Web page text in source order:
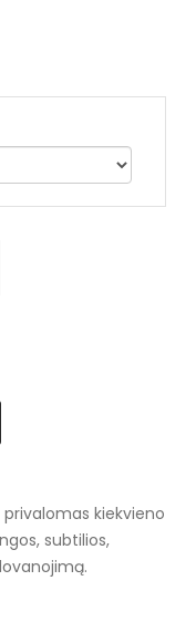
privalomas kiekvieno
subtilios,